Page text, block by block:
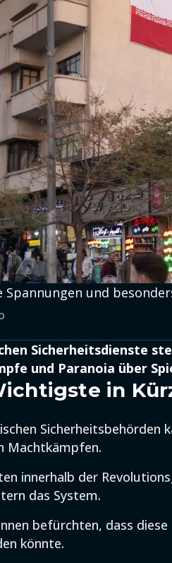
Spannungen und
Sicherheitsdienste
und Paranoia über
in
Machtkämpfen.
innerhalb der
das System.
befürchten, dass
könnte.